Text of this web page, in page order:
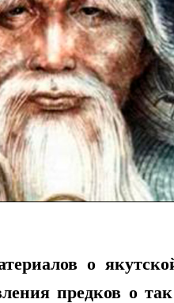
о
предков о